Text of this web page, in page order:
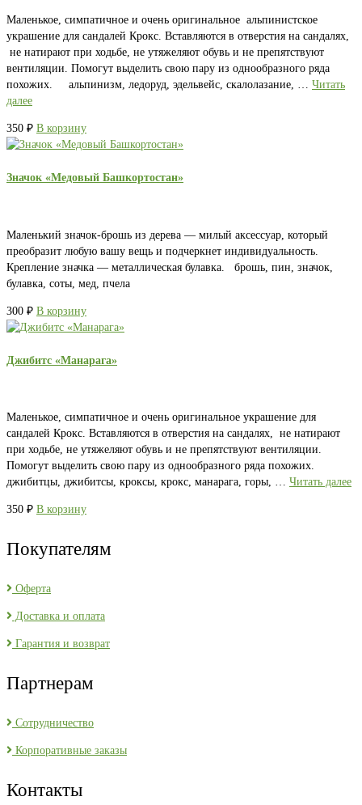
Маленькое, симпатичное и очень оригинальное альпинистское
украшение для сандалей Крокс. Вставляются в отверстия на сандалях,
не натирают при ходьбе, не утяжеляют обувь и не препятствуют
вентиляции. Помогут выделить свою пару из однообразного ряда
похожих. альпинизм, ледоруд, эдельвейс, скалолазание, … Читать
далее
350 ₽ В корзину
Значок «Медовый Башкортостан»
Маленький значок-брошь из дерева — милый аксессуар, который
преобразит любую вашу вещь и подчеркнет индивидуальность.
Крепление значка — металлическая булавка. брошь, пин, значок,
булавка, соты, мед, пчела
300 ₽ В корзину
Джибитс «Манарага»
Маленькое, симпатичное и очень оригинальное украшение для
сандалей Крокс. Вставляются в отверстия на сандалях, не натирают
при ходьбе, не утяжеляют обувь и не препятствуют вентиляции.
Помогут выделить свою пару из однообразного ряда похожих.
джибитцы, джибитсы, кроксы, крокс, манарага, горы, … Читать далее
350 ₽ В корзину
Покупателям
Оферта
Доставка и оплата
Гарантия и возврат
Партнерам
Сотрудничество
Корпоративные заказы
Контакты